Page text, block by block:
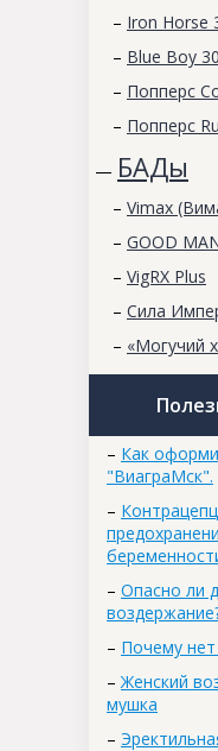
– Iron Horse
– Blue Boy
– Попперс
– Попперс
— БАДы
– Vimax
– GOOD
– VigRX Plus
– Сила
– «Могучий
– Как
"ВиаграМск".
–
– Опасно ли
– Почему
–Женский
мушка
–